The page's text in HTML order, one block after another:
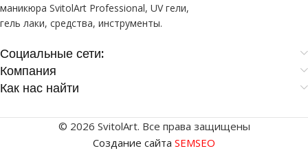
маникюра SvitolArt Professional, UV гели,
гель лаки, средства, инструменты.
Социальные сети:
Компания
Как нас найти
© 2026 SvitolArt. Все права защищены
Создание сайта SEMSEO